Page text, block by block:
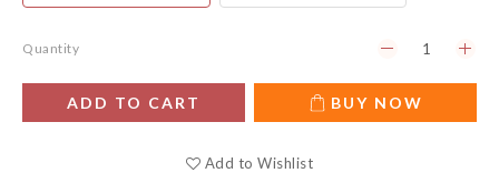
Quantity
ADD TO CART BUY NOW
Add to Wishlist